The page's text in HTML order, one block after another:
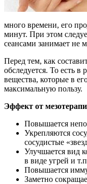
много времени, его
минут. При этом
сеансами занимает не
Перед тем, как
обследуется. То есть в
вещества, которые в
максимальную пользу.
Эффект от
Повышается
Укрепляются
сосудистые
Улучшается вид
в виде угрей и
Повышается
Заметно